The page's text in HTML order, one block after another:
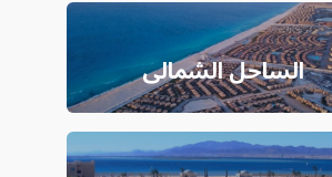
الساحل الشمالى